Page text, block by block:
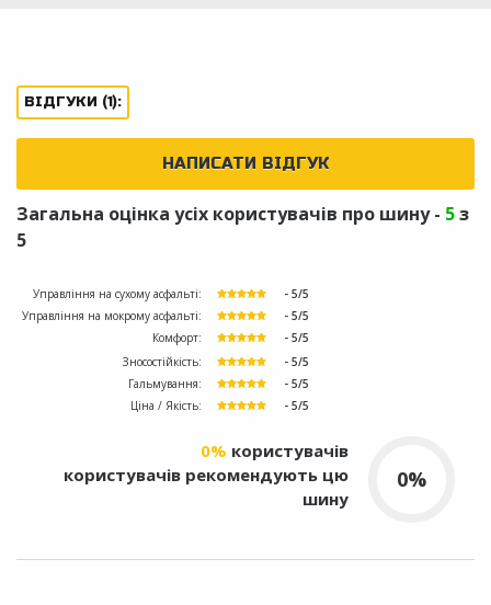
ВІДГУКИ (1):
НАПИСАТИ ВІДГУК
Загальна оцінка усіх користувачів про шину - 5з
5
Управління на сухому асфальті:
- 5/5
Управління на мокрому асфальті:
- 5/5
Комфорт:
- 5/5
Зносостійкість:
- 5/5
Гальмування:
- 5/5
Ціна / Якість:
- 5/5
0%
0% користувачів
користувачів рекомендують цю
шину